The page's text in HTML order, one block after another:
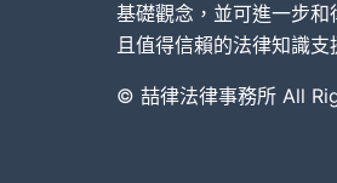
其他案件
基礎觀念，並可進一步和
且值得信賴的法律知識支
© 喆律法律事務所 All